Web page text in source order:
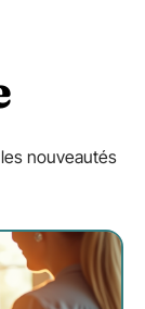
nouveautés